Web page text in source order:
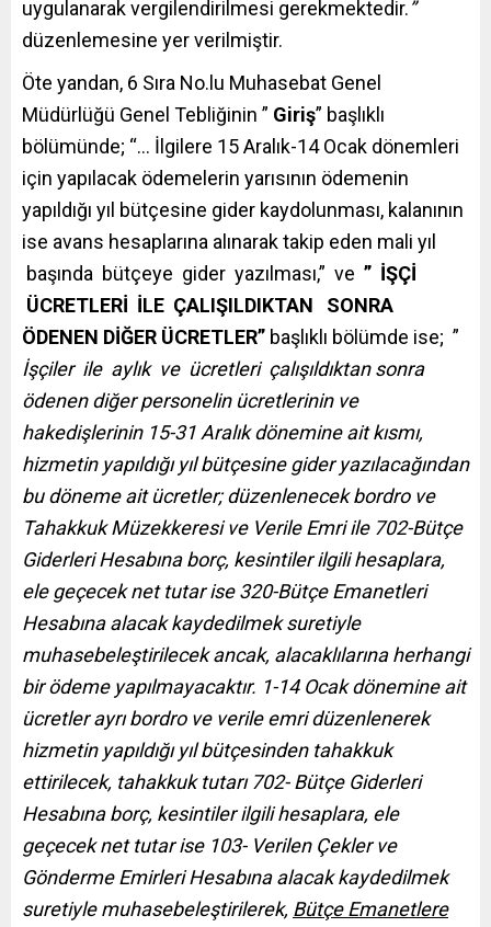
uygulanarak vergilendirilmesi gerekmektedir.”
düzenlemesine yer verilmiştir.
Öte yandan, 6 Sıra No.lu Muhasebat Genel
Müdürlüğü Genel Tebliğinin ” Giriş” başlıklı
bölümünde; “… İlgilere 15 Aralık-14 Ocak dönemleri
için yapılacak ödemelerin yarısının ödemenin
yapıldığı yıl bütçesine gider kaydolunması, kalanının
ise avans hesaplarına alınarak takip eden mali yıl
başında bütçeye gider yazılması,” ve ” İŞÇİ
ÜCRETLERİ İLE ÇALIŞILDIKTAN SONRA
ÖDENEN DİĞER ÜCRETLER” başlıklı bölümde ise; ”
İşçiler ile aylık ve ücretleri çalışıldıktan sonra
ödenen diğer personelin ücretlerinin ve
hakedişlerinin 15-31 Aralık dönemine ait kısmı,
hizmetin yapıldığı yıl bütçesine gider yazılacağından
bu döneme ait ücretler; düzenlenecek bordro ve
Tahakkuk Müzekkeresi ve Verile Emri ile 702-Bütçe
Giderleri Hesabına borç, kesintiler ilgili hesaplara,
ele geçecek net tutar ise 320-Bütçe Emanetleri
Hesabına alacak kaydedilmek suretiyle
muhasebeleştirilecek ancak, alacaklılarına herhangi
bir ödeme yapılmayacaktır. 1-14 Ocak dönemine ait
ücretler ayrı bordro ve verile emri düzenlenerek
hizmetin yapıldığı yıl bütçesinden tahakkuk
ettirilecek, tahakkuk tutarı 702- Bütçe Giderleri
Hesabına borç, kesintiler ilgili hesaplara, ele
geçecek net tutar ise 103- Verilen Çekler ve
Gönderme Emirleri Hesabına alacak kaydedilmek
suretiyle muhasebeleştirilerek, Bütçe Emanetlere